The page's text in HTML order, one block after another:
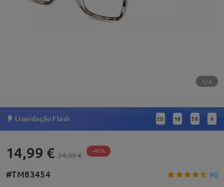
1/6
Liquidação Flash 2D : 18 : 58 : 6
14,99 € 24,99 € -40%
#TM83454 90